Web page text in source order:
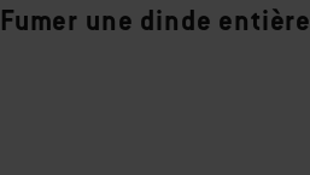
Fumer une dinde entière